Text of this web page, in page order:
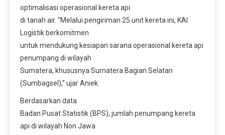
optimalisasi operasional kereta api
di tanah air. “Melalui pengiriman 25 unit kereta ini, KAI
Logistik berkomitmen
untuk mendukung kesiapan sarana operasional kereta api
penumpang di wilayah
Sumatera, khususnya Sumatera Bagian Selatan
(Sumbagsel),” ujar Aniek.
Berdasarkan data
Badan Pusat Statistik (BPS), jumlah penumpang kereta
api di wilayah Non Jawa